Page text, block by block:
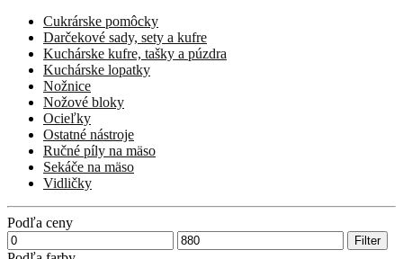
Cukrárske pomôcky
Darčekové sady, sety a kufre
Kuchárske kufre, tašky a púzdra
Kuchárske lopatky
Nožnice
Nožové bloky
Ocieľky
Ostatné nástroje
Ručné píly na mäso
Sekáče na mäso
Vidličky
Podľa ceny
Minimálna
cena
Maximálna
cena
Filter